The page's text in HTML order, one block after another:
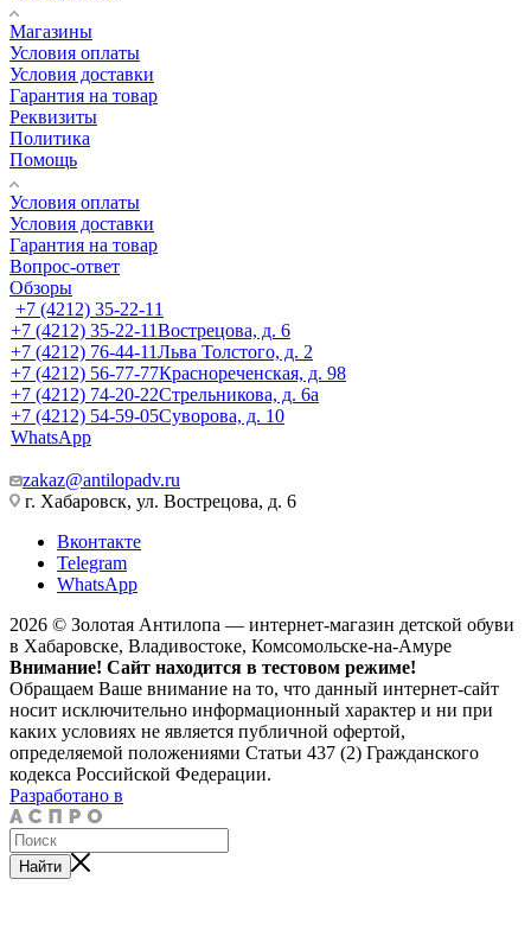
Магазины
Условия оплаты
Условия доставки
Гарантия на товар
Реквизиты
Политика
Помощь
Условия оплаты
Условия доставки
Гарантия на товар
Вопрос-ответ
Обзоры
+7 (4212) 35-22-11
+7 (4212) 35-22-11Вострецова, д. 6
+7 (4212) 76-44-11Льва Толстого, д. 2
+7 (4212) 56-77-77Краснореченская, д. 98
+7 (4212) 74-20-22Стрельникова, д. 6а
+7 (4212) 54-59-05Суворова, д. 10
WhatsApp
zakaz@antilopadv.ru
г. Хабаровск, ул. Вострецова, д. 6
Вконтакте
Telegram
WhatsApp
2026 © Золотая Антилопа — интернет-магазин детской обуви
в Хабаровске, Владивостоке, Комсомольске-на-Амуре
Внимание! Сайт находится в тестовом режиме!
Обращаем Ваше внимание на то, что данный интернет-сайт
носит исключительно информационный характер и ни при
каких условиях не является публичной офертой,
определяемой положениями Статьи 437 (2) Гражданского
кодекса Российской Федерации.
Разработано в
Найти